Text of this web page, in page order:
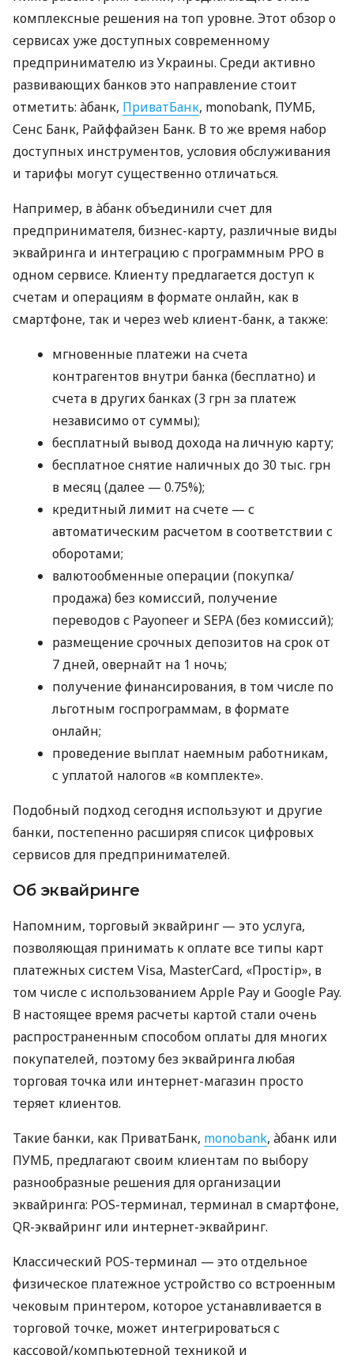
комплексные решения на топ уровне. Этот обзор о
сервисах уже доступных современному
предпринимателю из Украины. Среди активно
развивающих банков это направление стоит
отметить: àбанк, ПриватБанк, monobank, ПУМБ,
Сенс Банк, Райффайзен Банк. В то же время набор
доступных инструментов, условия обслуживания
и тарифы могут существенно отличаться.
Например, в àбанк объединили счет для
предпринимателя, бизнес-карту, различные виды
эквайринга и интеграцию с программным РРО в
одном сервисе. Клиенту предлагается доступ к
счетам и операциям в формате онлайн, как в
смартфоне, так и через web клиент-банк, а также:
мгновенные платежи на счета
контрагентов внутри банка (бесплатно) и
счета в других банках (3 грн за платеж
независимо от суммы);
бесплатный вывод дохода на личную карту;
бесплатное снятие наличных до 30 тыс. грн
в месяц (далее — 0.75%);
кредитный лимит на счете — с
автоматическим расчетом в соответствии с
оборотами;
валютообменные операции (покупка/
продажа) без комиссий, получение
переводов с Payoneer и SEPA (без комиссий);
размещение срочных депозитов на срок от
7 дней, овернайт на 1 ночь;
получение финансирования, в том числе по
льготным госпрограммам, в формате
онлайн;
проведение выплат наемным работникам,
с уплатой налогов «в комплекте».
Подобный подход сегодня используют и другие
банки, постепенно расширяя список цифровых
сервисов для предпринимателей.
Об эквайринге
Напомним, торговый эквайринг — это услуга,
позволяющая принимать к оплате все типы карт
платежных систем Visa, MasterCard, «Простір», в
том числе с использованием Apple Pay и Google Pay.
В настоящее время расчеты картой стали очень
распространенным способом оплаты для многих
покупателей, поэтому без эквайринга любая
торговая точка или интернет-магазин просто
теряет клиентов.
Такие банки, как ПриватБанк, monobank, àбанк или
ПУМБ, предлагают своим клиентам по выбору
разнообразные решения для организации
эквайринга: POS-терминал, терминал в смартфоне,
QR-эквайринг или интернет-эквайринг.
Классический POS-терминал — это отдельное
физическое платежное устройство со встроенным
чековым принтером, которое устанавливается в
торговой точке, может интегрироваться с
кассовой/компьютерной техникой и